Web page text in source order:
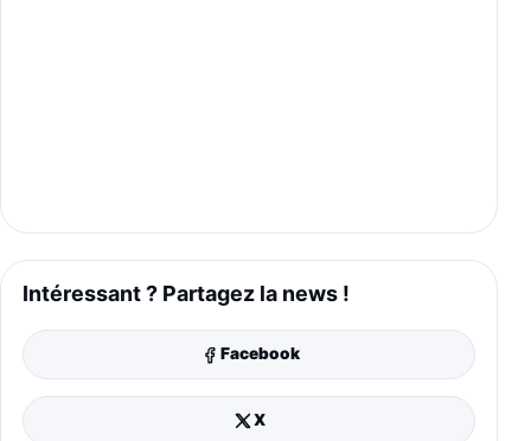
Intéressant ? Partagez la news !
Facebook
X